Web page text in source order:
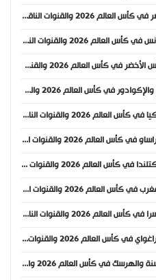
موعد مباراة بلجيكا ومصر في كأس العالم 2026 والقنوات الناقلة
موعد مباراة السويد وتونس في كأس العالم 2026 والقنوات الناقلة
موعد مباراة إسبانيا والرأس الأخضر في كأس العالم 2026 والقنوات الناقلة
موعد مباراة ساحل العاج والإكوادور في كأس العالم 2026 والقنوات الناقلة
موعد مباراة أستراليا وتركيا في كأس العالم 2026 والقنوات الناقلة
موعد مباراة ألمانيا وكوراساو في كأس العالم 2026 والقنوات الناقلة
موعد مباراة هايتي واسكتلندا في كأس العالم 2026 والقنوات الناقلة
موعد مباراة البرازيل والمغرب في كأس العالم 2026 والقنوات الناقلة
موعد مباراة قطر وسويسرا في كأس العالم 2026 والقنوات الناقلة
موعد مباراة أمريكا والباراغواي في كأس العالم 2026 والقنوات الناقلة
موعد مباراة كندا والبوسنة والهرسك في كأس العالم 2026 والقنوات الناقلة